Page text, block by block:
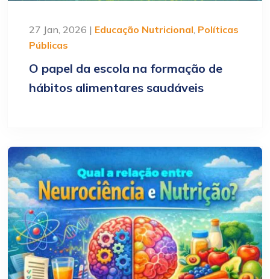
27 Jan, 2026 | Educação Nutricional Políticas
Públicas
O papel da escola na formação de
hábitos alimentares saudáveis